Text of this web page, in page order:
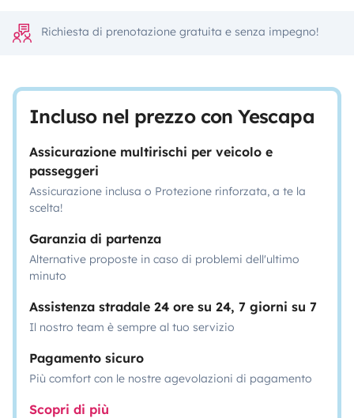
Richiesta di prenotazione gratuita e senza impegno!
Incluso nel prezzo con Yescapa
Assicurazione multirischi per veicolo e
passeggeri
Assicurazione inclusa o Protezione rinforzata, a te la
scelta!
Garanzia di partenza
Alternative proposte in caso di problemi dell'ultimo
minuto
Assistenza stradale 24 ore su 24, 7 giorni su 7
Il nostro team è sempre al tuo servizio
Pagamento sicuro
Più comfort con le nostre agevolazioni di pagamento
Scopri di più